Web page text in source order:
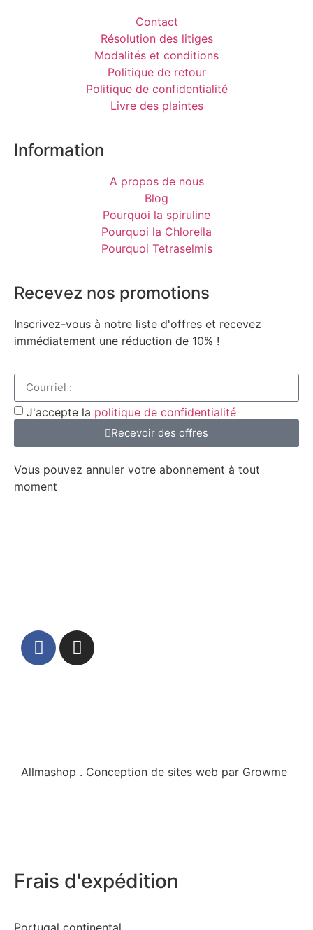
Contact
Résolution des litiges
Modalités et conditions
Politique de retour
Politique de confidentialité
Livre des plaintes
Information
A propos de nous
Blog
Pourquoi la spiruline
Pourquoi la Chlorella
Pourquoi Tetraselmis
Recevez nos promotions
Inscrivez-vous à notre liste d'offres et recevez
immédiatement une réduction de 10% !
J'accepte la politique de confidentialité
Recevoir des offres
Vous pouvez annuler votre abonnement à tout
moment
Allmashop . Conception de sites web par Growme
Frais d'expédition
Portugal continental